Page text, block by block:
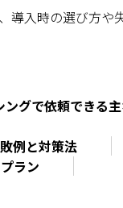
導入時の選び方や
ングで依頼できる
例と対策法
ラン